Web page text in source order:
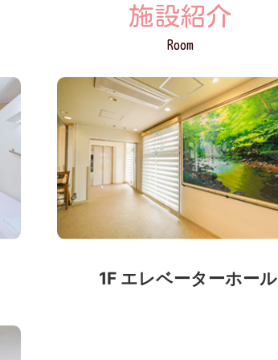
施設紹介
Room
1F エレベーターホール